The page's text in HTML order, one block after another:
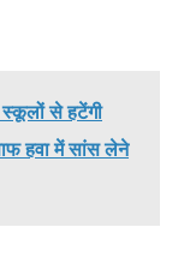
से हटेंगी
हवा में सांस लेने